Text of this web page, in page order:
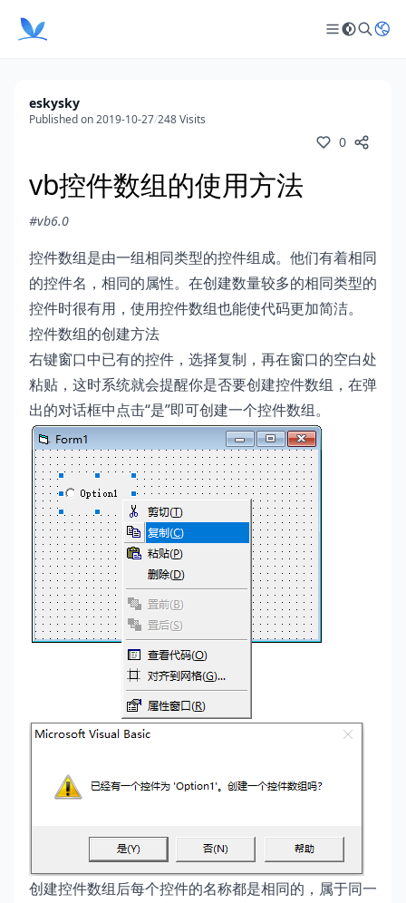
eskysky
Published on 2019-10-27/248 Visits
0
vb控件数组的使用方法
#vb6.0
控件数组是由一组相同类型的控件组成。他们有着相同
的控件名，相同的属性。在创建数量较多的相同类型的
控件时很有用，使用控件数组也能使代码更加简洁。
控件数组的创建方法
右键窗口中已有的控件，选择复制，再在窗口的空白处
粘贴，这时系统就会提醒你是否要创建控件数组，在弹
出的对话框中点击“是”即可创建一个控件数组。
创建控件数组后每个控件的名称都是相同的，属于同一